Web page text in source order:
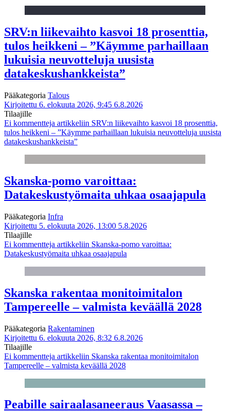
SRV:n liikevaihto kasvoi 18 prosenttia,
tulos heikkeni – ”Käymme parhaillaan
lukuisia neuvotteluja uusista
datakeskushankkeista”
Pääkategoria Talous
Kirjoitettu 6. elokuuta 2026, 9:45 6.8.2026
Tilaajille
Ei kommentteja artikkeliin SRV:n liikevaihto kasvoi 18 prosenttia,
tulos heikkeni – ”Käymme parhaillaan lukuisia neuvotteluja uusista
datakeskushankkeista”
Skanska-pomo varoittaa:
Datakeskustyömaita uhkaa osaajapula
Pääkategoria Infra
Kirjoitettu 5. elokuuta 2026, 13:00 5.8.2026
Tilaajille
Ei kommentteja artikkeliin Skanska-pomo varoittaa:
Datakeskustyömaita uhkaa osaajapula
Skanska rakentaa monitoimitalon
Tampereelle – valmista keväällä 2028
Pääkategoria Rakentaminen
Kirjoitettu 6. elokuuta 2026, 8:32 6.8.2026
Tilaajille
Ei kommentteja artikkeliin Skanska rakentaa monitoimitalon
Tampereelle – valmista keväällä 2028
Peabille sairaalasaneeraus Vaasassa –